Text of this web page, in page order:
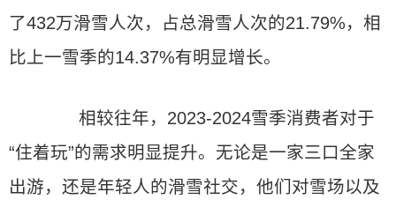
了432万滑雪人次，占总滑雪人次的21.79%，相
比上一雪季的14.37%有明显增长。
相较往年，2023-2024雪季消费者对于
“住着玩”的需求明显提升。无论是一家三口全家
出游，还是年轻人的滑雪社交，他们对雪场以及